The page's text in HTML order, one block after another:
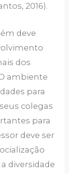
2016).
deve
dos
ambiente
para
colegas
para
deve ser
diversidade